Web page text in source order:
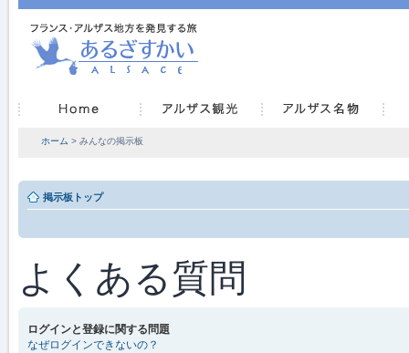
ホーム > みんなの掲示板
掲示板トップ
よくある質問
ログインと登録に関する問題
なぜログインできないの？